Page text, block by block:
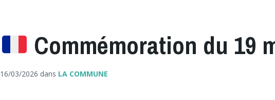
Commémoration du 19
16/03/2026 dans LA COMMUNE